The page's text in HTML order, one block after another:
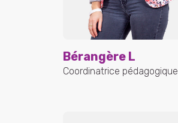
Bérangère L
Coordinatrice pédagogique